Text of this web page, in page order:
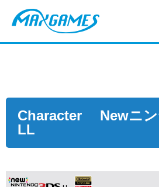
Character Newニン
LL